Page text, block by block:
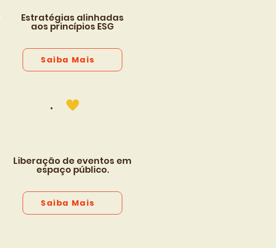
Estratégias alinhadas
aos princípios ESG
Saiba Mais
Liberação de eventos em
espaço público.
Saiba Mais